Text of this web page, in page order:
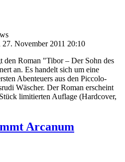
November 2011 20:10
den Roman "Tibor – Der Sohn des
an. Es handelt sich um eine
Abenteuers aus den Piccolo-
Wäscher. Der Roman erscheint
limitierten Auflage (Hardcover,
Arcanum